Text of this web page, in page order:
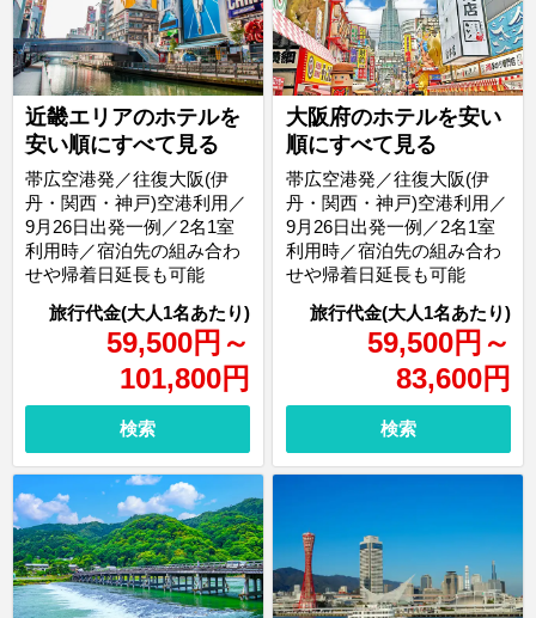
近畿エリアのホテルを
安い順にすべて見る
59,500円 ～
101,800円
帯広空港発／往復大阪(伊
丹・関西・神戸)空港利用／
9月26日出発一例／2名1室
利用時／宿泊先の組み合わ
せや帰着日延長も可能
検索
大阪府のホテルを安い
順にすべて見る
59,500円 ～
83,600円
帯広空港発／往復大阪(伊
丹・関西・神戸)空港利用／
9月26日出発一例／2名1室
利用時／宿泊先の組み合わ
せや帰着日延長も可能
検索